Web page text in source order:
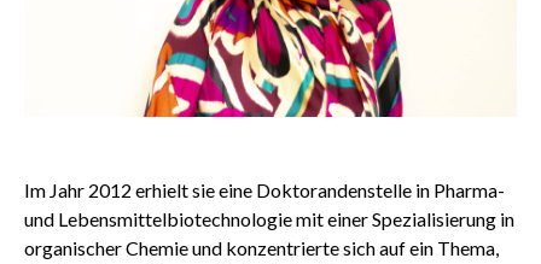
Im Jahr 2012 erhielt sie eine Doktorandenstelle in Pharma-
und Lebensmittelbiotechnologie mit einer Spezialisierung in
organischer Chemie und konzentrierte sich auf ein Thema,